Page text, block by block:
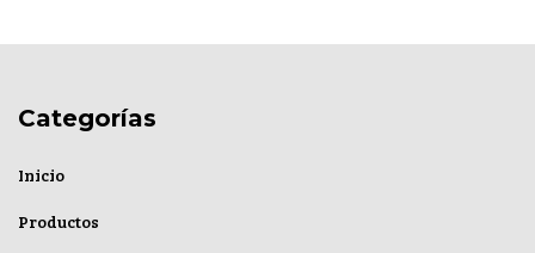
Categorías
Inicio
Productos